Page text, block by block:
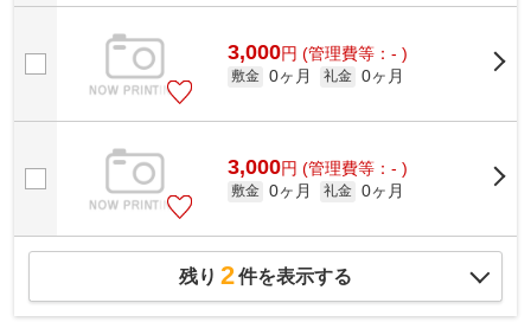
3,000円 (管理費等：- )
敷金 0ヶ月 礼金 0ヶ月
3,000円 (管理費等：- )
敷金 0ヶ月 礼金 0ヶ月
残り 2件を表示する